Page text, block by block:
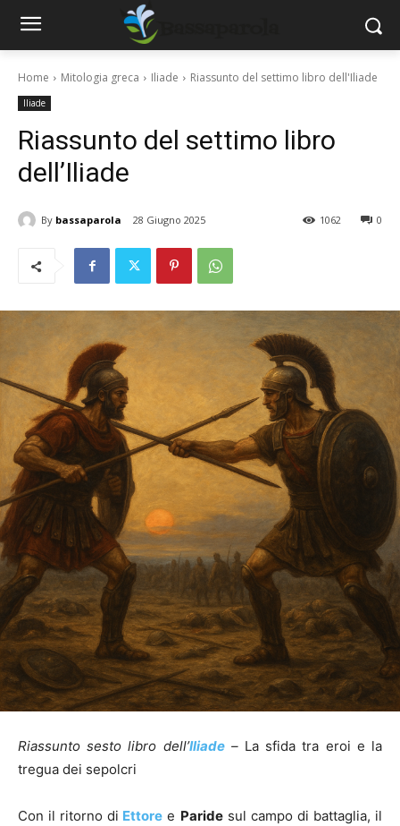
Home Mitologia greca Iliade Riassunto del settimo libro dell'Iliade
Iliade
Riassunto del settimo libro
dell’Iliade
By bassaparola 28 Giugno 2025 0
1062
Riassunto sesto libro dell’Iliade – La sfida tra eroi e la
tregua dei sepolcri
Con il ritorno di Ettore e Paridesul campo di battaglia, il